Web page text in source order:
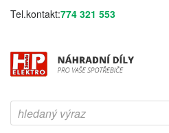
Tel.kontakt:774 321 553